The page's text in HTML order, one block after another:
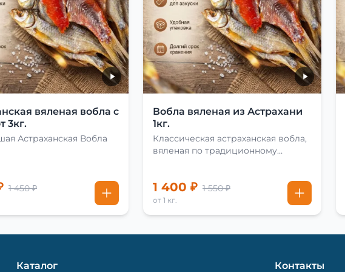
вяленая вобла с
3кг.
Астраханская Вобла
1 450 ₽
Вобла вяленая из Астрахани
1кг.
Классическая астраханская вобла,
вяленая по традиционному
1 400 ₽ 1 550 ₽
от 1 кг.
Каталог Контакты